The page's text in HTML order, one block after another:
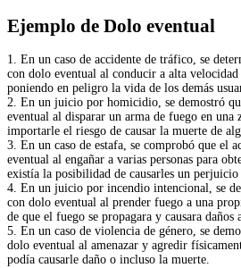
Ejemplo de Dolo eventual
1. En un caso de accidente de tráfico, se
con dolo eventual al conducir a alta
poniendo en peligro la vida de los demás
2. En un juicio por homicidio, se demostró
eventual al disparar un arma de fuego en una
importarle el riesgo de causar la muerte de
3. En un caso de estafa, se comprobó que el
eventual al engañar a varias personas para
existía la posibilidad de causarles un perjuicio
4. En un juicio por incendio intencional, se
con dolo eventual al prender fuego a una
de que el fuego se propagara y causara daños
5. En un caso de violencia de género, se
dolo eventual al amenazar y agredir
podía causarle daño o incluso la muerte.